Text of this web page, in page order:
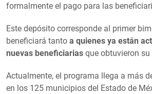
formalmente el pago para las
Este depósito corresponde al primer
beneficiará tanto a quienes ya están
nuevas beneficiarias que obtuvieron
Actualmente, el programa llega a más
en los 125 municipios del Estado de